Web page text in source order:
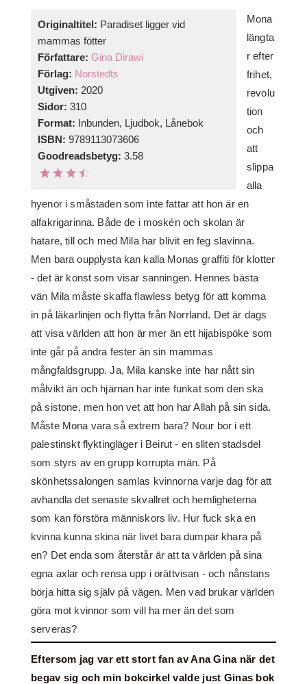
Originaltitel: Paradiset ligger vid
mammas fötter
Författare: Gina Dirawi
Förlag: Norstedts
Utgiven: 2020
Sidor: 310
Format: Inbunden, Ljudbok, Lånebok
ISBN: 9789113073606
Goodreadsbetyg: 3.58
Mona
längta
r efter
frihet,
revolu
tion
och
att
slippa
alla
hyenor i småstaden som inte fattar att hon är en
alfakrigarinna. Både de i moskén och skolan är
hatare, till och med Mila har blivit en feg slavinna.
Men bara oupplysta kan kalla Monas graffiti för klotter
- det är konst som visar sanningen. Hennes bästa
vän Mila måste skaffa flawless betyg för att komma
in på läkarlinjen och flytta från Norrland. Det är dags
att visa världen att hon är mer än ett hijabispöke som
inte går på andra fester än sin mammas
mångfaldsgrupp. Ja, Mila kanske inte har nått sin
målvikt än och hjärnan har inte funkat som den ska
på sistone, men hon vet att hon har Allah på sin sida.
Måste Mona vara så extrem bara? Nour bor i ett
palestinskt flyktingläger i Beirut - en sliten stadsdel
som styrs av en grupp korrupta män. På
skönhetssalongen samlas kvinnorna varje dag för att
avhandla det senaste skvallret och hemligheterna
som kan förstöra människors liv. Hur fuck ska en
kvinna kunna skina när livet bara dumpar khara på
en? Det enda som återstår är att ta världen på sina
egna axlar och rensa upp i orättvisan - och nånstans
börja hitta sig själv på vägen. Men vad brukar världen
göra mot kvinnor som vill ha mer än det som
serveras?
Eftersom jag var ett stort fan av Ana Gina när det
begav sig och min bokcirkel valde just Ginas bok